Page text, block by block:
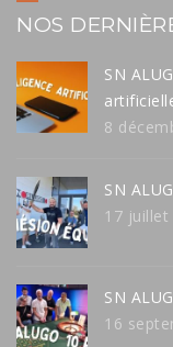
NOS
SN
8
SN
17 juillet
SN
16